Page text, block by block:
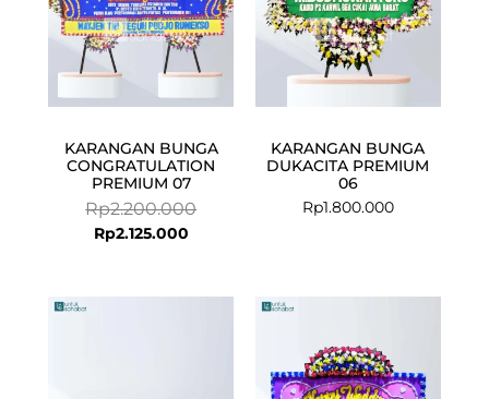
KARANGAN BUNGA
CONGRATULATION
PREMIUM 07
Rp2.200.000
Rp2.125.000
KARANGAN BUNGA
DUKACITA PREMIUM
06
Rp1.800.000